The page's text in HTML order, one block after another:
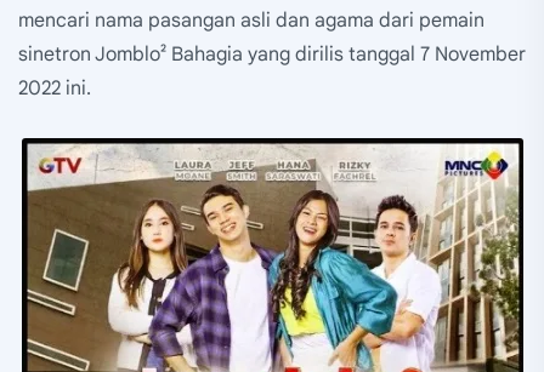
mencari nama pasangan asli dan agama dari pemain
sinetron Jomblo² Bahagia yang dirilis tanggal 7 November
2022 ini.